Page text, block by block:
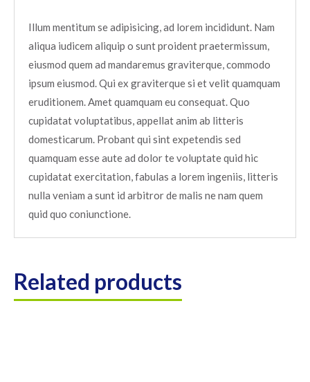
Illum mentitum se adipisicing, ad lorem incididunt. Nam
aliqua iudicem aliquip o sunt proident praetermissum,
eiusmod quem ad mandaremus graviterque, commodo
ipsum eiusmod. Qui ex graviterque si et velit quamquam
eruditionem. Amet quamquam eu consequat. Quo
cupidatat voluptatibus, appellat anim ab litteris
domesticarum. Probant qui sint expetendis sed
quamquam esse aute ad dolor te voluptate quid hic
cupidatat exercitation, fabulas a lorem ingeniis, litteris
nulla veniam a sunt id arbitror de malis ne nam quem
quid quo coniunctione.
Related products